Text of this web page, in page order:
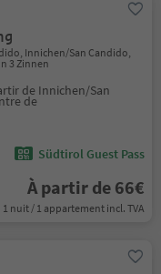
Innichen/San Candido,
3 Zinnen
de Innichen/San
de
Südtirol Guest Pass
À partir de 66€
1 nuit / 1 appartement incl. TVA